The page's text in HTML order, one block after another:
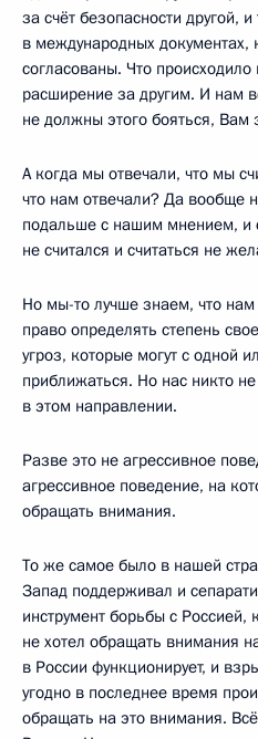
за счёт безопасности другой,
в международных документах,
согласованы. Что
расширение за другим. И нам
не должны этого бояться, Вам
А когда мы отвечали, что мы
что нам отвечали? Да вообще
подальше с нашим мнением, и
не считался и считаться не
Но мы-то лучше знаем, что нам
право определять степень
угроз, которые могут с одной
приближаться. Но нас никто
в этом направлении.
Разве это не агрессивное
агрессивное поведение, на
обращать внимания.
То же самое было в нашей
Запад поддерживал и
инструмент борьбы с Россией,
не хотел обращать внимания
в России функционирует, и
угодно в последнее время
обращать на это внимания.